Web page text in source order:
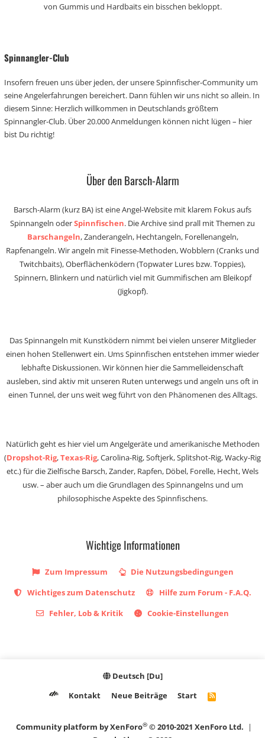
von Gummis und Hardbaits ein bisschen bekloppt.
Spinnangler-Club
Insofern freuen uns über jeden, der unsere Spinnfischer-Community um
seine Angelerfahrungen bereichert. Dann fühlen wir uns nicht so allein. In
diesem Sinne: Herzlich willkommen in Deutschlands größtem
Spinnangler-Club. Über 20.000 Anmeldungen können nicht lügen – hier
bist Du richtig!
Über den Barsch-Alarm
Barsch-Alarm (kurz BA) ist eine Angel-Website mit klarem Fokus aufs
Spinnangeln oderSpinnfischen. Die Archive sind prall mit Themen zu
Barschangeln, Zanderangeln, Hechtangeln, Forellenangeln,
Rapfenangeln. Wir angeln mit Finesse-Methoden, Wobblern (Cranks und
Twitchbaits), Oberflächenködern (Topwater Lures bzw. Toppies),
Spinnern, Blinkern und natürlich viel mit Gummifischen am Bleikopf
(Jigkopf).
Das Spinnangeln mit Kunstködern nimmt bei vielen unserer Mitglieder
einen hohen Stellenwert ein. Ums Spinnfischen entstehen immer wieder
lebhafte Diskussionen. Wir können hier die Sammelleidenschaft
ausleben, sind aktiv mit unseren Ruten unterwegs und angeln uns oft in
einen Tunnel, der uns weit weg führt von den Phänomenen des Alltags.
Natürlich geht es hier viel um Angelgeräte und amerikanische Methoden
(Dropshot-Rig,Texas-Rig, Carolina-Rig, Softjerk, Splitshot-Rig, Wacky-Rig
etc.) für die Zielfische Barsch, Zander, Rapfen, Döbel, Forelle, Hecht, Wels
usw. – aber auch um die Grundlagen des Spinnangelns und um
philosophische Aspekte des Spinnfischens.
Wichtige Informationen
Zum Impressum
Die Nutzungsbedingungen
Wichtiges zum Datenschutz
Hilfe zum Forum - F.A.Q.
Fehler, Lob & Kritik
Cookie-Einstellungen
Deutsch [Du]
Kontakt
Neue Beiträge Start
R
Community platform by XenForo® © 2010-2021 XenForo Ltd.
|